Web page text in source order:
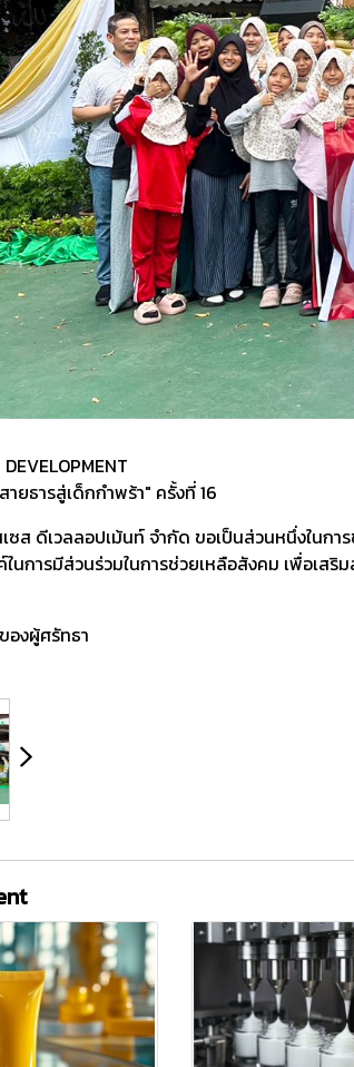
ายธารสู่เด็กกำพร้า" ครั้งที่ 16
ซส ดีเวลลอปเม้นท์ จำกัด ขอเป็นส่วนหนึ่งในก
ในการมีส่วนร่วมในการช่วยเหลือสังคม เพื่อเ
องผู้ศรัทธา